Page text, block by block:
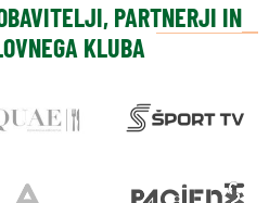
PARTNERJI IN
KLUBA